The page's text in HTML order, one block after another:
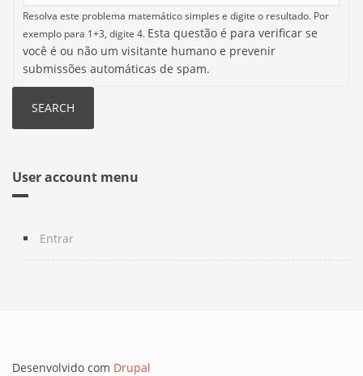
Resolva este problema matemático simples e digite o resultado. Por
exemplo para 1+3, digite 4. Esta questão é para verificar se
você é ou não um visitante humano e prevenir
submissões automáticas de spam.
User account menu
Entrar
Desenvolvido com Drupal